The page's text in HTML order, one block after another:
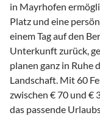
in Mayrhofen
Platz und eine
einem Tag auf den
Unterkunft zurück,
planen ganz in Ruhe
Landschaft. Mit 60
zwischen € 70 und €
das passende